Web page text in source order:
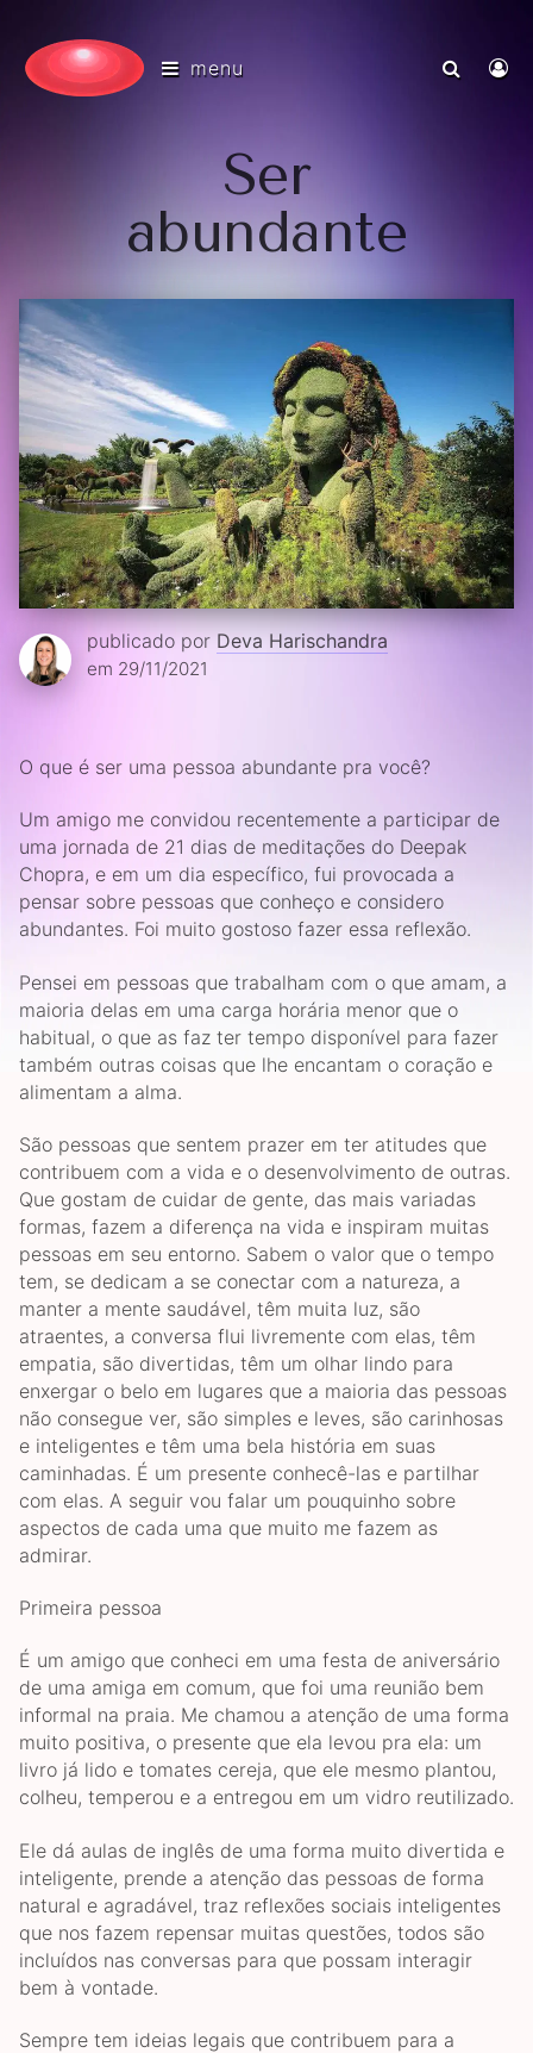
menu
Ser
abundante
publicado por Deva Harischandra
em 29/11/2021
O que é ser uma pessoa abundante pra você?
Um amigo me convidou recentemente a participar de
uma jornada de 21 dias de meditações do Deepak
Chopra, e em um dia específico, fui provocada a
pensar sobre pessoas que conheço e considero
abundantes. Foi muito gostoso fazer essa reflexão.
Pensei em pessoas que trabalham com o que amam, a
maioria delas em uma carga horária menor que o
habitual, o que as faz ter tempo disponível para fazer
também outras coisas que lhe encantam o coração e
alimentam a alma.
São pessoas que sentem prazer em ter atitudes que
contribuem com a vida e o desenvolvimento de outras.
Que gostam de cuidar de gente, das mais variadas
formas, fazem a diferença na vida e inspiram muitas
pessoas em seu entorno. Sabem o valor que o tempo
tem, se dedicam a se conectar com a natureza, a
manter a mente saudável, têm muita luz, são
atraentes, a conversa flui livremente com elas, têm
empatia, são divertidas, têm um olhar lindo para
enxergar o belo em lugares que a maioria das pessoas
não consegue ver, são simples e leves, são carinhosas
e inteligentes e têm uma bela história em suas
caminhadas. É um presente conhecê-las e partilhar
com elas. A seguir vou falar um pouquinho sobre
aspectos de cada uma que muito me fazem as
admirar.
Primeira pessoa
É um amigo que conheci em uma festa de aniversário
de uma amiga em comum, que foi uma reunião bem
informal na praia. Me chamou a atenção de uma forma
muito positiva, o presente que ela levou pra ela: um
livro já lido e tomates cereja, que ele mesmo plantou,
colheu, temperou e a entregou em um vidro reutilizado.
Ele dá aulas de inglês de uma forma muito divertida e
inteligente, prende a atenção das pessoas de forma
natural e agradável, traz reflexões sociais inteligentes
que nos fazem repensar muitas questões, todos são
incluídos nas conversas para que possam interagir
bem à vontade.
Sempre tem ideias legais que contribuem para a